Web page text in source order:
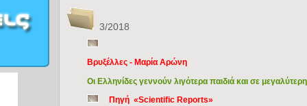
3/2018
Βρυξέλλες - Μαρία Αρώνη
Οι Ελληνίδες γεννούν λιγότερα παιδιά και σε
Πηγή «Scientific Reports»